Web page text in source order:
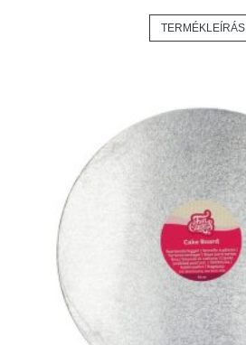
TERMÉKLEÍRÁS